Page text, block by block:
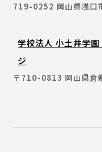
719-0252 岡山県浅口
学校法人 小土井学
ジ
〒710-0813 岡山県倉